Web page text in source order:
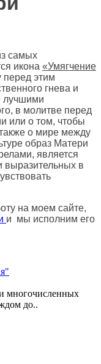
самых
икона «Умягчение
перед этим
гнева и
лучшими
в молитве перед
или о том, чтобы
о мире между
образ Матери
является
выразительных в
на моем сайте,
и мы исполним его
многочисленных
до..